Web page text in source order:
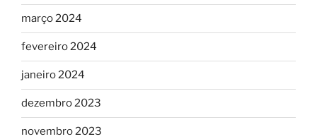
março 2024
fevereiro 2024
janeiro 2024
dezembro 2023
novembro 2023